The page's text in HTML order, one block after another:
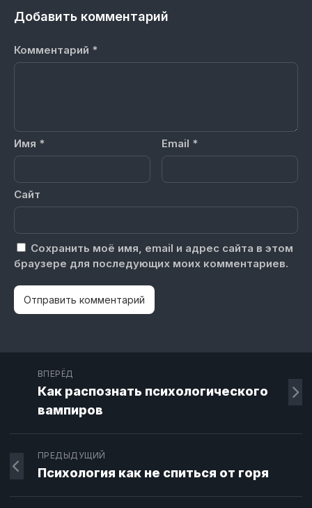
Добавить комментарий
Комментарий *
Имя * Email *
Сайт
Сохранить моё имя, email и адрес сайта в этом
браузере для последующих моих комментариев.
ВПЕРЁД
Как распознать психологического
вампиров
ПРЕДЫДУЩИЙ
Психология как не спиться от горя